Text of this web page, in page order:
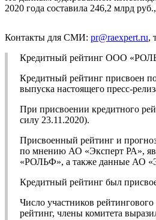
2020 года составила 246,2 млрд
Контакты для СМИ: pr@raexpert.ru,
Кредитный рейтинг ООО
Кредитный рейтинг присвоен
выпуска настоящего пресс-
При присвоении кредитного
силу 23.11.2020).
Присвоенный рейтинг и
по мнению АО «Эксперт РА»,
«РОЛЬФ», а также данные АО
Кредитный рейтинг был
Число участников
рейтинг, члены комитета